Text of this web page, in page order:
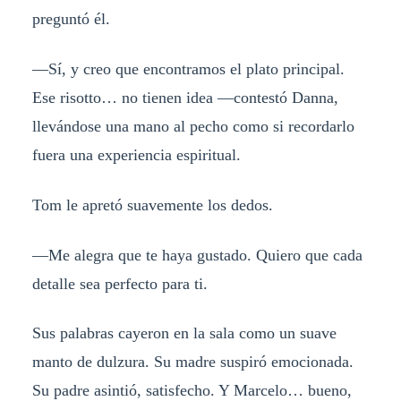
preguntó él.
—Sí, y creo que encontramos el plato principal.
Ese risotto… no tienen idea —contestó Danna,
llevándose una mano al pecho como si recordarlo
fuera una experiencia espiritual.
Tom le apretó suavemente los dedos.
—Me alegra que te haya gustado. Quiero que cada
detalle sea perfecto para ti.
Sus palabras cayeron en la sala como un suave
manto de dulzura. Su madre suspiró emocionada.
Su padre asintió, satisfecho. Y Marcelo… bueno,